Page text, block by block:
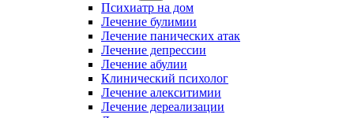
Психиатр на дом
Лечение булимии
Лечение панических атак
Лечение депрессии
Лечение абулии
Клинический психолог
Лечение алекситимии
Лечение дереализации